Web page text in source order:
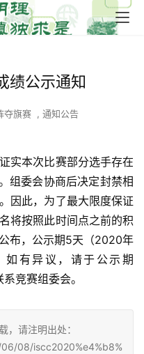
绩公示通知
夺旗赛 , 通知公告
实本次比赛部分选手存在
组委会协商后决定封禁相
因此，为了最大限度保证
将按照此时间点之前的积
布，公示期5天（2020年
有异议，请于公示期
竞赛组委会。
，请注明出处：
08/iscc2020%e4%b8%